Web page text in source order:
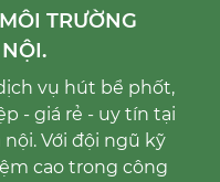
TRƯỜNG
vụ hút bể phốt,
- giá rẻ - uy tín tại
Với đội ngũ kỹ
cao trong công